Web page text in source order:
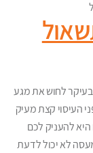
לחוש את מגע
העיסוי קצת מעיק
להעניק לכם
לא יכול לדעת